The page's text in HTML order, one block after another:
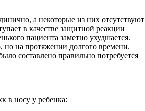
а некоторые из них отсутствуют
в качестве защитной реакции
пациента заметно ухудшается.
но на протяжении долгого времени.
составлено правильно потребуется
в носу у ребенка: